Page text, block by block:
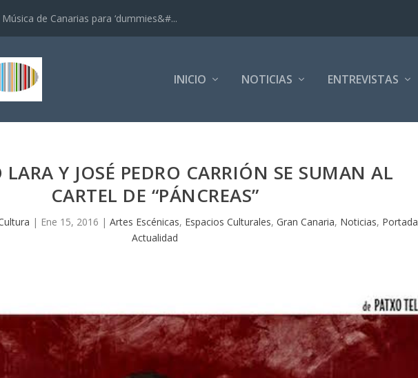
de Canarias para ‘dummies&#...
INICIO NOTICIAS ENTREVISTAS
Y JOSÉ PEDRO CARRIÓN SE SUMAN AL
CARTEL DE “PÁNCREAS”
| Ene 15, 2016 | Artes Escénicas, Espacios Culturales, Gran Canaria, Noticias, Portada
Actualidad